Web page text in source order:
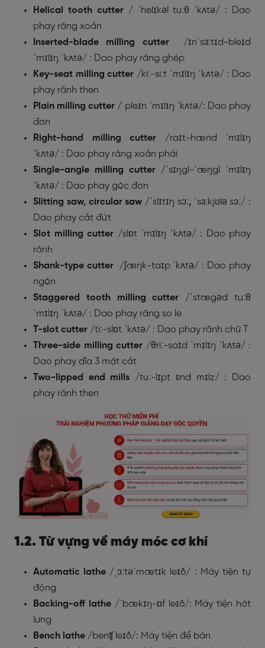
Helical tooth cutter/ ˈhelɪkəl tuːθ ˈkʌtə/ : Dao
phay răng xoắn
Inserted-blade milling cutter/ɪnˈsɜːtɪd-bleɪd
ˈmɪlɪŋ ˈkʌtə/ : Dao phay răng ghép
Key-seat milling cutter /kiː-siːt ˈmɪlɪŋ ˈkʌtə/ : Dao
phay rãnh then
Plain milling cutter / pleɪn ˈmɪlɪŋ ˈkʌtə/: Dao phay
đơn
Right-hand milling cutter /raɪt-hænd ˈmɪlɪŋ
ˈkʌtə/ : Dao phay răng xoắn phải
Single-angle milling cutter /ˈsɪŋgl-ˈæŋgl ˈmɪlɪŋ
ˈkʌtə/ : Dao phay góc đơn
Slitting saw, circular saw /ˈslɪtɪŋ sɔː, ˈsɜːkjʊlə sɔː/ :
Dao phay cắt đứt
Slot milling cutter /slɒt ˈmɪlɪŋ ˈkʌtə/ : Dao phay
rãnh
Shank-type cutter/ʃæŋk-taɪp ˈkʌtə/ : Dao phay
ngón
Staggered tooth milling cutter /ˈstægəd tuːθ
ˈmɪlɪŋ ˈkʌtə/ : Dao phay răng so le
T-slot cutter /tiː-slɒt ˈkʌtə/ : Dao phay rãnh chữ T
Three-side milling cutter /θriː-saɪd ˈmɪlɪŋ ˈkʌtə/ :
Dao phay dĩa 3 mặt cắt
Two-lipped end mills /tuː-lɪpt ɛnd mɪlz/ : Dao
phay rãnh then
1.2. Từ vựng về máy móc cơ khí
Automatic lathe / ˌɔːtəˈmætɪk leɪð/ : Máy tiện tự
động
Backing-off lathe/ˈbækɪŋ-ɒf leɪð/: Máy tiện hớt
lưng
Bench lathe /benʧ leɪð/: Máy tiện để bàn